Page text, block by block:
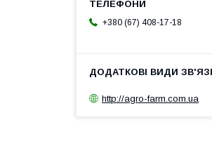
+380 (67) 408-17-18
http://agro-farm.com.ua